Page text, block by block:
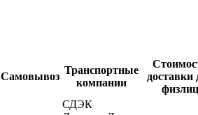
Самовывоз
Транспортные
компании
доставки
физлиц
СДЭК